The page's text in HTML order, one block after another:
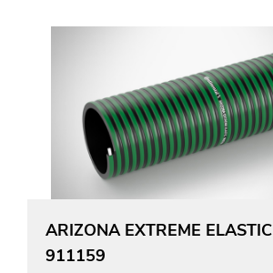
ARIZONA EXTREME ELASTIC
911159